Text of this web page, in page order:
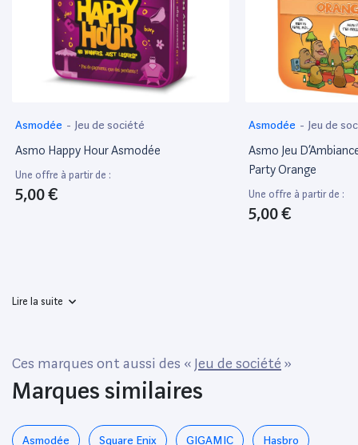
Asmodée - Jeu de société
Asmo Happy Hour Asmodée
Une offre à partir de :
5,00 €
Asmodée - Jeu de
Asmo Jeu
Party Orange
Une offre à partir de :
5,00 €
Lire la suite
Ces marques ont aussi des « Jeu de société »
Marques similaires
Asmodée ‎Square Enix GIGAMIC Hasbro